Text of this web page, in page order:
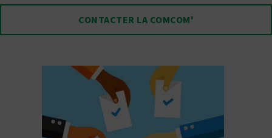
CONTACTER LA COMCOM'